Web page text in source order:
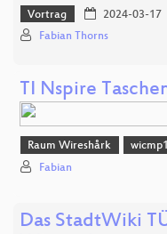
Vortrag 2024-03-17
Fabian Thorns
TI Nspire
Raum Wireshårk
Fabian
Das StadtWiki